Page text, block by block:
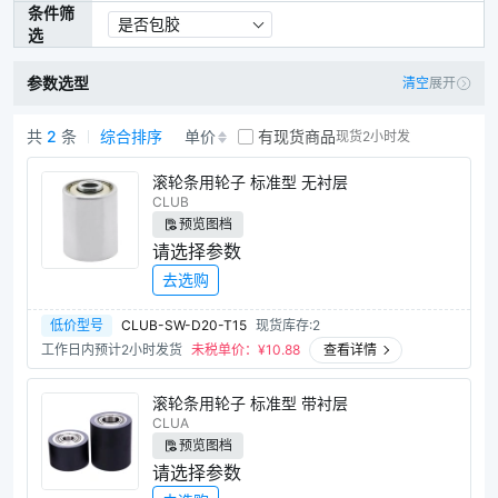
铝合金流利条
条件筛
选
是否包胶
参数选型 清空展开
滚轮条用轮子商品列表
共 2 条 综合排序 单价 有现货商品现货2小时发
滚轮条用轮子 标准型 无衬层
CLUB
预览图档
请选择参数
去选购
低价型号 CLUB-SW-D20-T15 现货库存:2
工作日内预计2小时发货 未税单价：¥10.88 查看详情
滚轮条用轮子 标准型 带衬层
CLUA
预览图档
请选择参数